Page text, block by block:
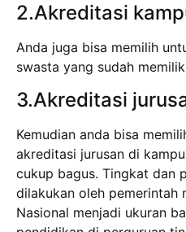
2.Akreditasi
Anda juga bisa memilih
swasta yang sudah
3.Akreditasi
Kemudian anda bisa
akreditasi jurusan di
cukup bagus. Tingkat dan
dilakukan oleh pemerintah
Nasional menjadi ukuran